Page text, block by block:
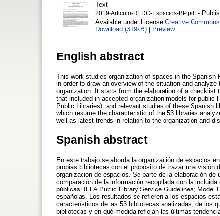
Text
2019-Articulo-REDC-Espacios-BP.pdf-
Available under License Creative
Download (319kB) | Preview
English abstract
This work studies organization of spaces in the
in order to draw an overview of the situation and
organization. It starts from the elaboration of a
that included in accepted organization models for public
Public Libraries); and relevant studies of these Spanish
which resume the characteristic of the 53 libraries
well as latest trends in relation to the organization and
Spanish abstract
En este trabajo se aborda la organización de espacios
propias bibliotecas con el propósito de trazar una visión
organización de espacios. Se parte de la elaboración
comparación de la información recopilada con la
públicas: IFLA Public Library Service Guidelines; Model
españolas. Los resultados se refieren a los espacios
característicos de las 53 bibliotecas analizadas, de los
bibliotecas y en qué medida reflejan las últimas